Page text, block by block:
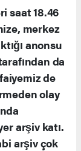
saat 18.46
merkez
anonsu
da
de
olay
arşiv katı.
arşiv çok